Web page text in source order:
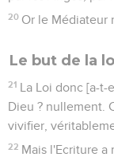
20 Or le Médiateur
Le but de la
21 La Loi donc [a-t-
Dieu ? nullement.
vivifier,
22 Mais l'Ecriture a